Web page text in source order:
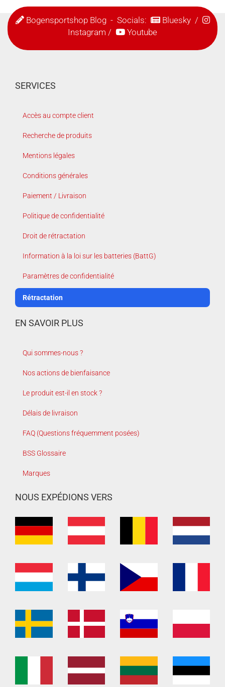
Bogensportshop Blog- Socials: Bluesky/
Instagram / Youtube
SERVICES
Accès au compte client
Recherche de produits
Mentions légales
Conditions générales
Paiement / Livraison
Politique de confidentialité
Droit de rétractation
Information à la loi sur les batteries (BattG)
Paramètres de confidentialité
Rétractation
EN SAVOIR PLUS
Qui sommes-nous ?
Nos actions de bienfaisance
Le produit est-il en stock ?
Délais de livraison
FAQ (Questions fréquemment posées)
BSS Glossaire
Marques
NOUS EXPÉDIONS VERS